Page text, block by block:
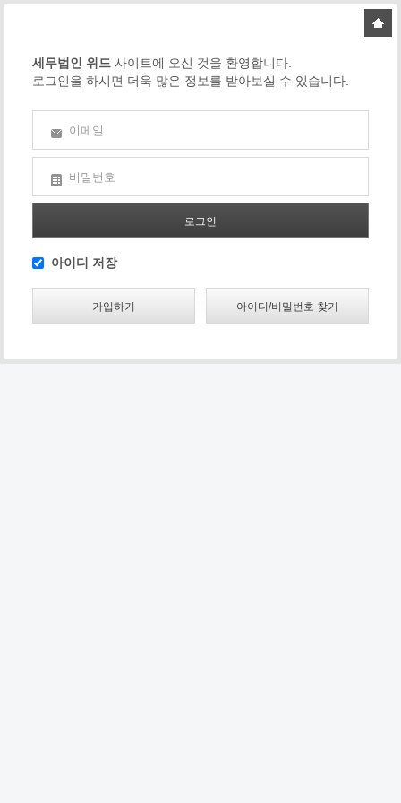
세무법인 위드 사이트에 오신 것을 환영합니다.
로그인을 하시면 더욱 많은 정보를 받아보실 수 있습니다.
이메일
비밀번호
아이디 저장
가입하기 아이디/비밀번호 찾기